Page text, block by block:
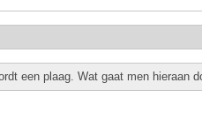
een plaag. Wat gaat men hieraan